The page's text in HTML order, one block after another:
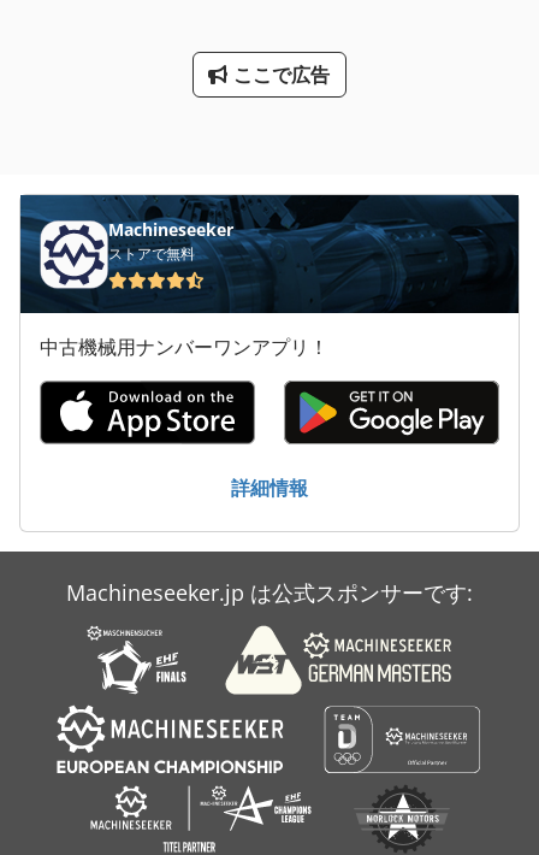
ここで広告
Machineseeker
ストアで無料
中古機械用ナンバーワンアプリ！
詳細情報
Machineseeker.jp は公式スポンサーです: